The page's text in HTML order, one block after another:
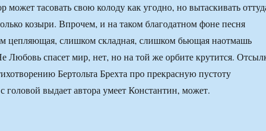
может тасовать свою колоду как угодно, но вытаскивать
козыри. Впрочем, и на таком благодатном фоне песня
цепляющая, слишком складная, слишком бьющая наотмашь
Любовь спасет мир, нет, но на той же орбите крутится.
Бертольта Брехта про прекрасную пустоту
головой выдает автора умеет Константин, может.